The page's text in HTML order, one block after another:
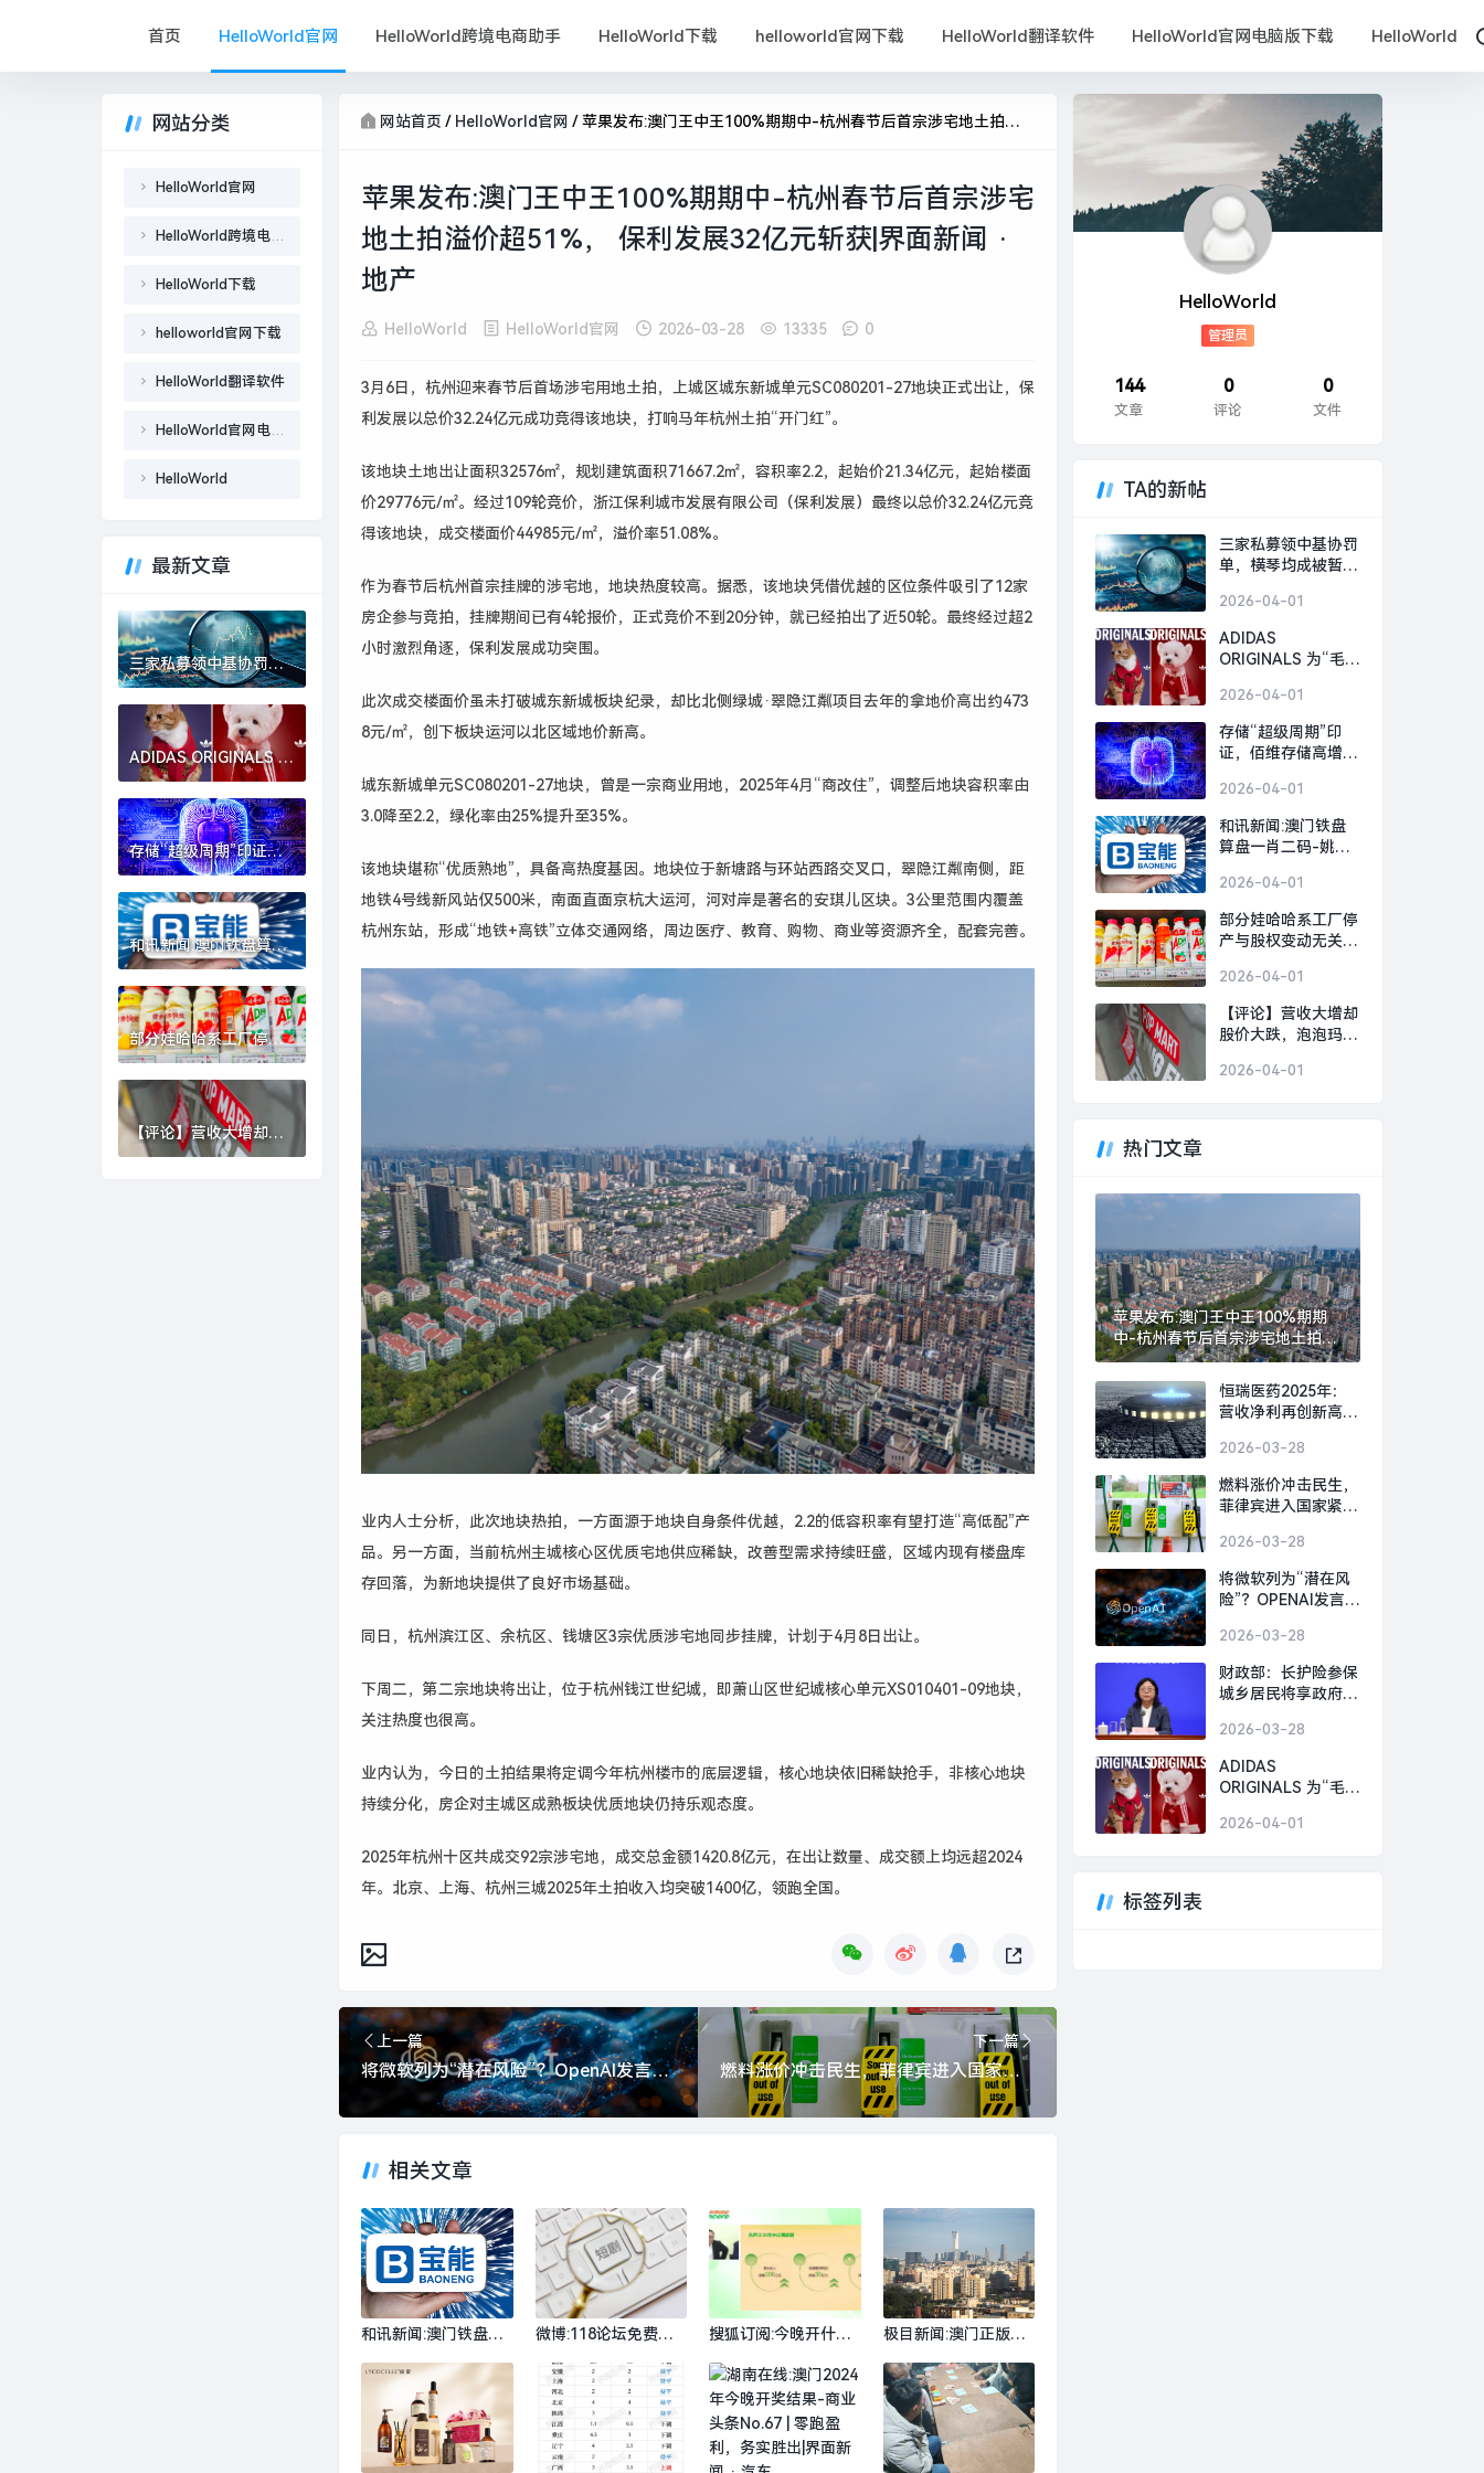
首页 HelloWorld官网 HelloWorld跨境电商助手 HelloWorld下载 helloworld官网下载 HelloWorld翻译软件 HelloWorld官网电脑版下载 HelloWorld
网站首页 / HelloWorld官网 /苹果发布:澳门王中王100%期期中-杭州春节后首宗涉宅地土拍溢价超51%， 保利发展32亿元斩获|界面新闻 · 地产
苹果发布:澳门王中王100%期期中-杭州春节后首宗涉宅
地土拍溢价超51%， 保利发展32亿元斩获|界面新闻 ·
地产
HelloWorld HelloWorld官网 2026-03-28 13335 0
3月6日，杭州迎来春节后首场涉宅用地土拍，上城区城东新城单元SC080201-27地块正式出让，保
利发展以总价32.24亿元成功竞得该地块，打响马年杭州土拍“开门红”。
该地块土地出让面积32576㎡，规划建筑面积71667.2㎡，容积率2.2，起始价21.34亿元，起始楼面
价29776元/㎡。经过109轮竞价，浙江保利城市发展有限公司（保利发展）最终以总价32.24亿元竞
得该地块，成交楼面价44985元/㎡，溢价率51.08%。
作为春节后杭州首宗挂牌的涉宅地，地块热度较高。据悉，该地块凭借优越的区位条件吸引了12家
房企参与竞拍，挂牌期间已有4轮报价，正式竞价不到20分钟，就已经拍出了近50轮。最终经过超2
小时激烈角逐，保利发展成功突围。
此次成交楼面价虽未打破城东新城板块纪录，却比北侧绿城·翠隐江粼项目去年的拿地价高出约473
8元/㎡，创下板块运河以北区域地价新高。
城东新城单元SC080201-27地块，曾是一宗商业用地，2025年4月“商改住”，调整后地块容积率由
3.0降至2.2，绿化率由25%提升至35%。
该地块堪称“优质熟地”，具备高热度基因。地块位于新塘路与环站西路交叉口，翠隐江粼南侧，距
地铁4号线新风站仅500米，南面直面京杭大运河， 河对岸是著名的安琪儿区块。 3公里范围内覆盖
杭州东站，形成“地铁+高铁”立体交通网络，周边医疗、教育、购物、商业等资源齐全，配套完善。
业内人士分析，此次地块热拍，一方面源于地块自身条件优越，2.2的低容积率有望打造“高低配”产
品。另一方面，当前杭州主城核心区优质宅地供应稀缺，改善型需求持续旺盛，区域内现有楼盘库
存回落，为新地块提供了良好市场基础。
同日，杭州滨江区、余杭区、钱塘区3宗优质涉宅地同步挂牌，计划于4月8日出让。
下周二，第二宗地块将出让，位于杭州钱江世纪城，即萧山区世纪城核心单元XS010401-09地块，
关注热度也很高。
业内认为，今日的土拍结果将定调今年杭州楼市的底层逻辑，核心地块依旧稀缺抢手，非核心地块
持续分化， 房企对主城区成熟板块优质地块仍持乐观态度。
2025年杭州十区共成交92宗涉宅地，成交总金额1420.8亿元，在出让数量、成交额上均远超2024
年。北京、上海、杭州三城2025年土拍收入均突破1400亿，领跑全国。
上一篇
将微软列为“潜在风险”？OpenAI发言人回应|界面新闻 · 科技
下一篇
燃料涨价冲击民生，菲律宾进入国家紧急状态|界面新闻 · 天下
相关文章
和讯新闻:澳门铁盘算
宝能集团等再被执行5.
6亿，被执行总金额超
470亿|界面新闻 · 地
微博:118论坛免费资
之后|界面新闻 · 科技
搜狐订阅:今晚开什么
后先声药业要冲击200
亿营收|界面新闻
极目新闻:澳门正版资
家房企“抢滩”商业不
动产REITs，总募集资
金超460亿，新城、星
河等民企在列|界面新
网站分类
HelloWorld官网
HelloWorld跨境电商助手
HelloWorld下载
helloworld官网下载
HelloWorld翻译软件
HelloWorld官网电脑版下载
HelloWorld
最新文章
三家私募领中基协罚
单，横琴均成被暂停备
案12个月|界面新闻
ADIDAS ORIGINALS 为
“毛孩子”设计马年新
衣，GAP与中国京剧联
名｜是日美好事物|界面
新闻 · 时尚
存储“超级周期”印证，
佰维存储高增长能否贯
穿全年？有三大悬念|界
面新闻 · 证券
和讯新闻:澳门铁盘算盘
一肖二码-姚振华及宝能
集团等再被执行5.6亿，
被执行总金额超470亿|
界面新闻 · 地产
部分娃哈哈系工厂停产
与股权变动无关|界面新
闻
【评论】营收大增却股
价大跌，泡泡玛特还需
HelloWorld
管理员
144
文章
0
评论
0
文件
TA的新帖
三家私募领中基协罚
单，横琴均成被暂停
闻
2026-04-01
ADIDAS
ORIGINALS 为“毛孩
GAP与中国京剧联名
｜是日美好事物|界
面新闻 · 时尚
2026-04-01
存储“超级周期”印
证，佰维存储高增长
大悬念|界面新闻 ·
证券
2026-04-01
和讯新闻:澳门铁盘
算盘一肖二码-姚振
执行5.6亿，被执行
总金额超470亿|界面
新闻 · 地产
2026-04-01
部分娃哈哈系工厂停
产与股权变动无关|
2026-04-01
【评论】营收大增却
股价大跌，泡泡玛特
界面新闻
2026-04-01
热门文章
苹果发布:澳门王中王100%期期
中-杭州春节后首宗涉宅地土拍溢
价超51%， 保利发展32亿元斩获|
界面新闻 · 地产
恒瑞医药2025年：
营收净利再创新高，
BD交易活跃|界面新
闻
2026-03-28
燃料涨价冲击民生，
菲律宾进入国家紧急
下
2026-03-28
将微软列为“潜在风
险”？OPENAI发言人
技
2026-03-28
财政部：长护险参保
城乡居民将享政府补
方财政共同承担|界
面新闻 · 中国
2026-03-28
ADIDAS
ORIGINALS 为“毛孩
GAP与中国京剧联名
2026-04-01
标签列表